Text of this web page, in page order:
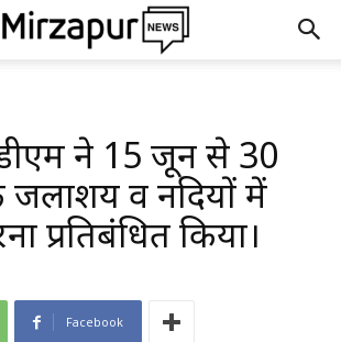
ने 15 जून से 30
व नदियों में
प्रतिबंधित किया।
Facebook